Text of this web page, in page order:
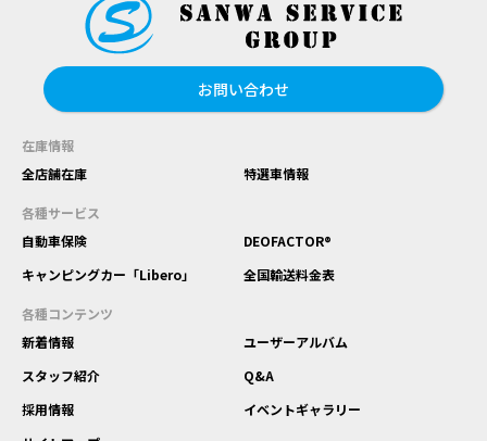
お問い合わせ
在庫情報
全店舗在庫
特選車情報
各種サービス
自動車保険
DEOFACTOR®
キャンピングカー「Libero」
全国輸送料金表
各種コンテンツ
新着情報
ユーザーアルバム
スタッフ紹介
Q&A
採用情報
イベントギャラリー